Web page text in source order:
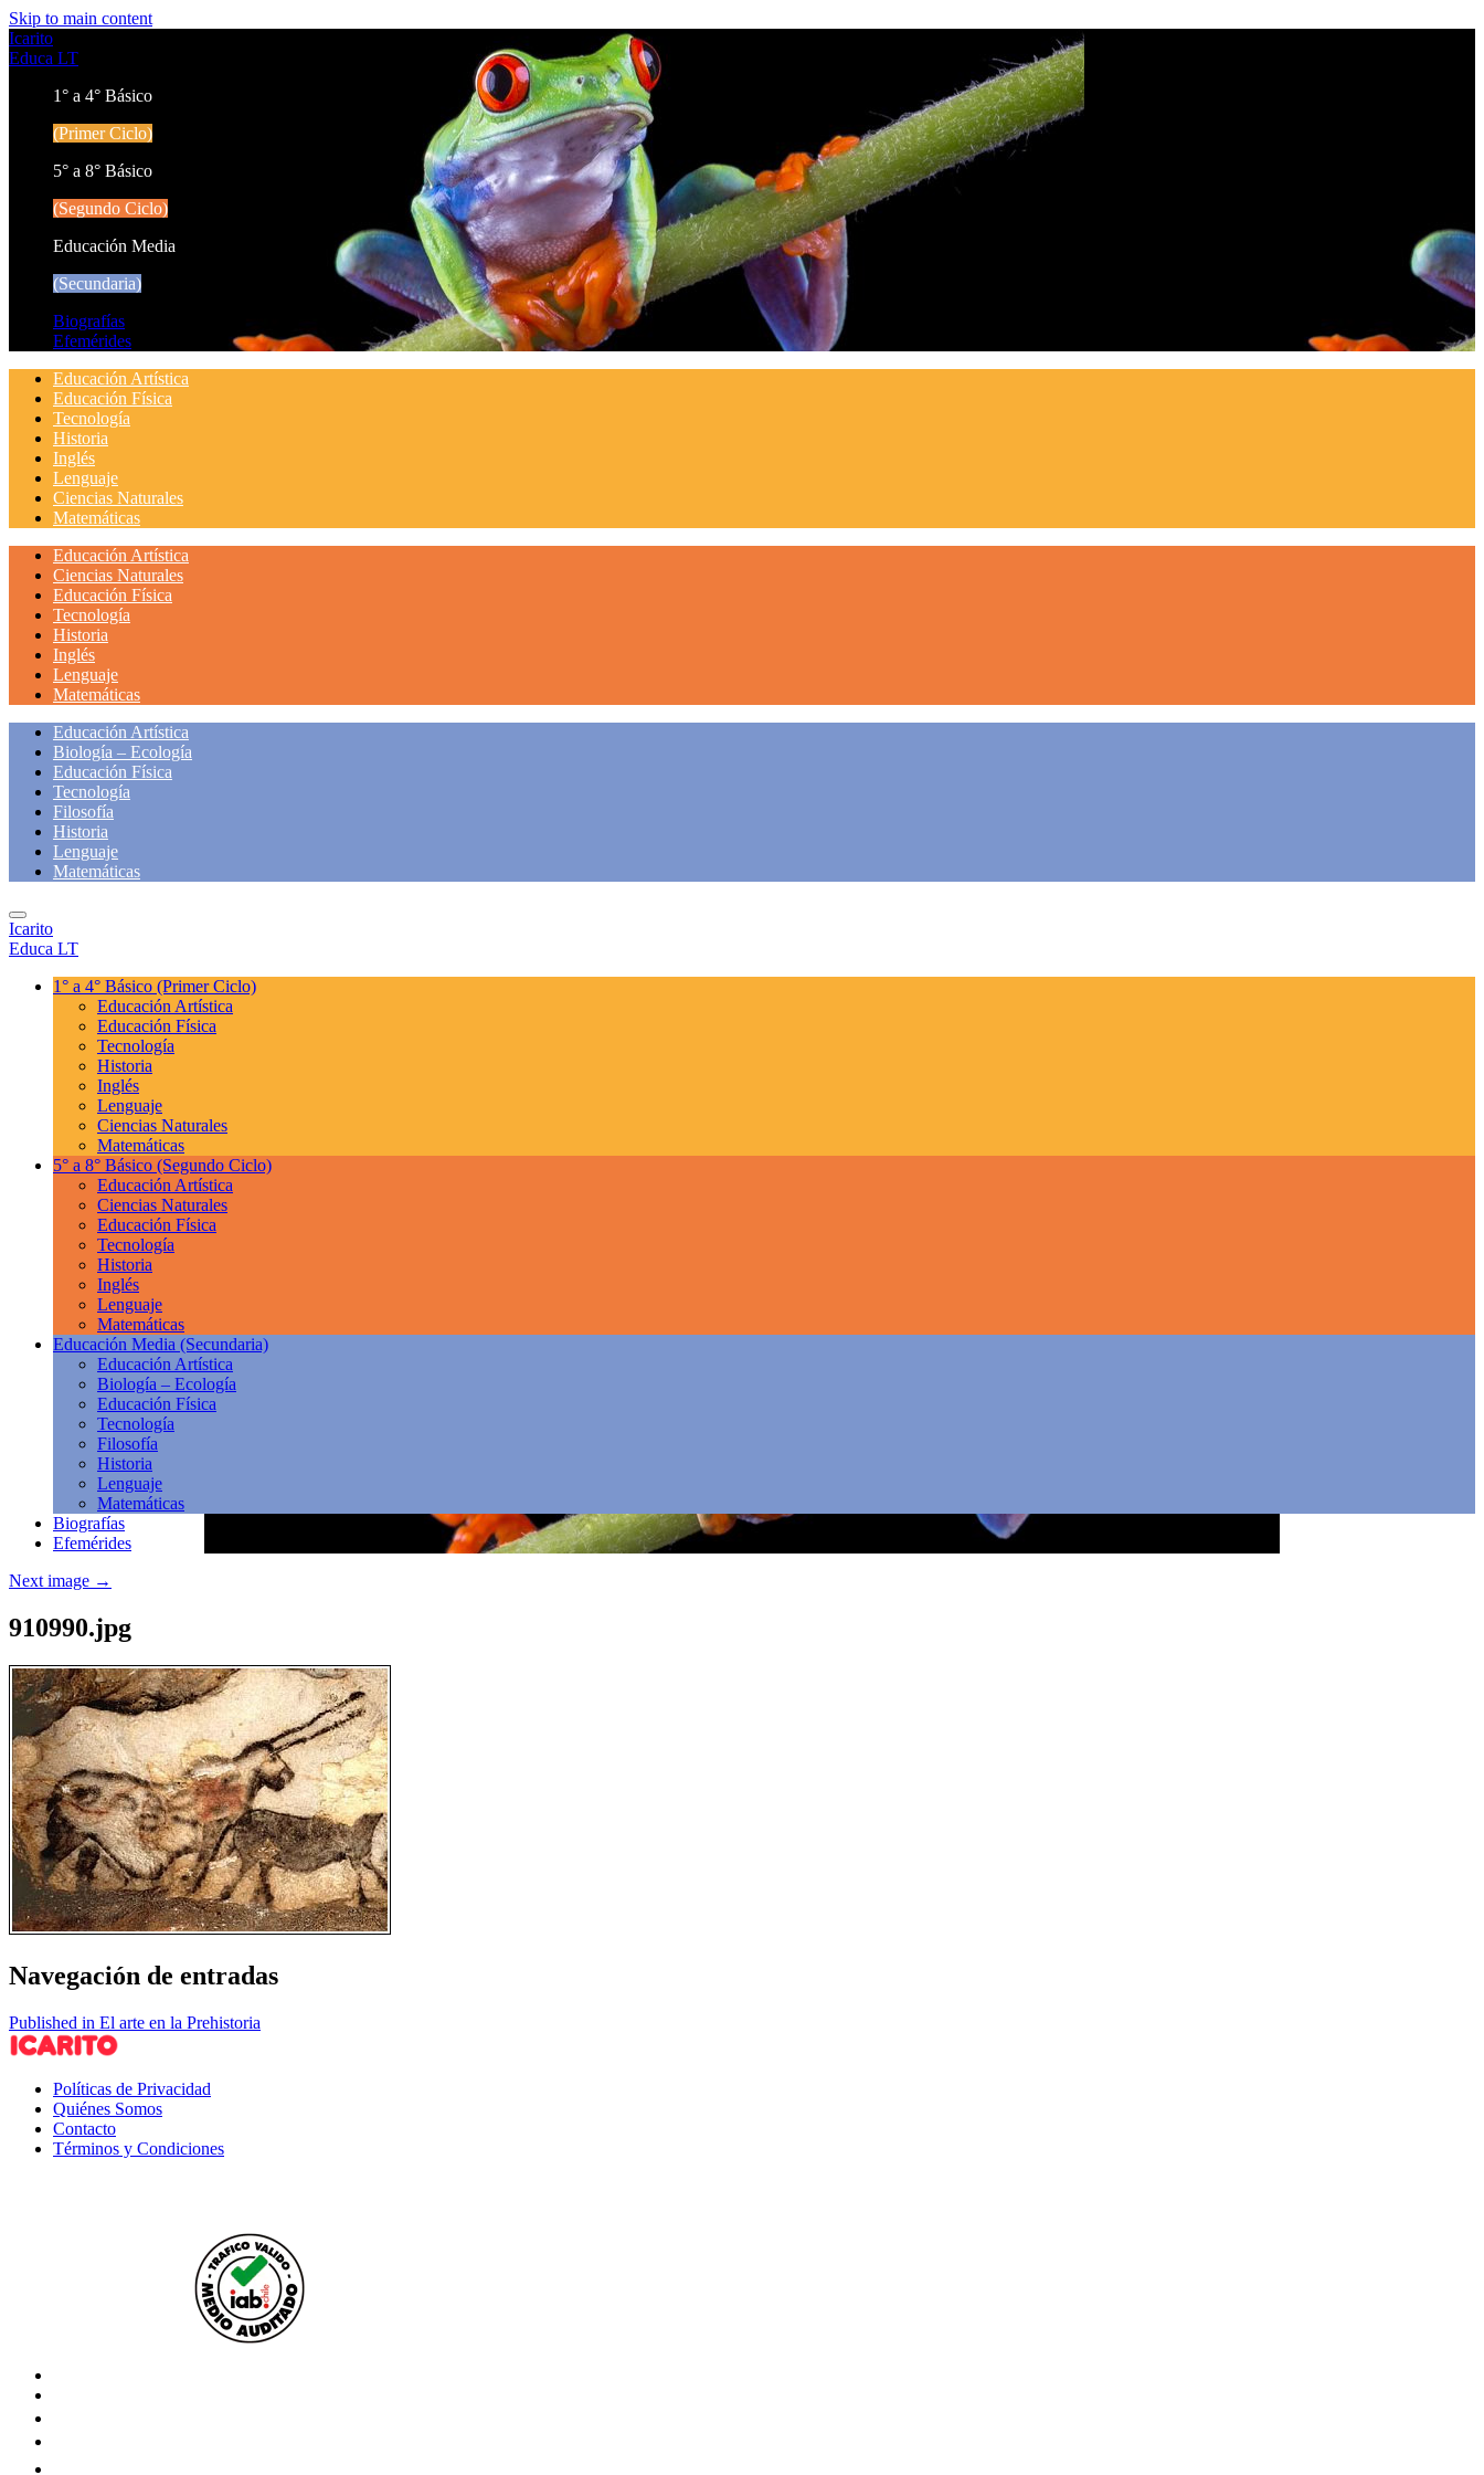
Skip to main content
Icarito
Educa LT
1° a 4° Básico
(Primer Ciclo)
5° a 8° Básico
(Segundo Ciclo)
Educación Media
(Secundaria)
Biografías
Efemérides
Educación Artística
Educación Física
Tecnología
Historia
Inglés
Lenguaje
Ciencias Naturales
Matemáticas
Educación Artística
Ciencias Naturales
Educación Física
Tecnología
Historia
Inglés
Lenguaje
Matemáticas
Educación Artística
Biología – Ecología
Educación Física
Tecnología
Filosofía
Historia
Lenguaje
Matemáticas
Icarito
Educa LT
1° a 4° Básico (Primer Ciclo)
Educación Artística
Educación Física
Tecnología
Historia
Inglés
Lenguaje
Ciencias Naturales
Matemáticas
5° a 8° Básico (Segundo Ciclo)
Educación Artística
Ciencias Naturales
Educación Física
Tecnología
Historia
Inglés
Lenguaje
Matemáticas
Educación Media (Secundaria)
Educación Artística
Biología – Ecología
Educación Física
Tecnología
Filosofía
Historia
Lenguaje
Matemáticas
Biografías
Efemérides
Next image →
910990.jpg
Navegación de entradas
Published in El arte en la Prehistoria
Políticas de Privacidad
Quiénes Somos
Contacto
Términos y Condiciones